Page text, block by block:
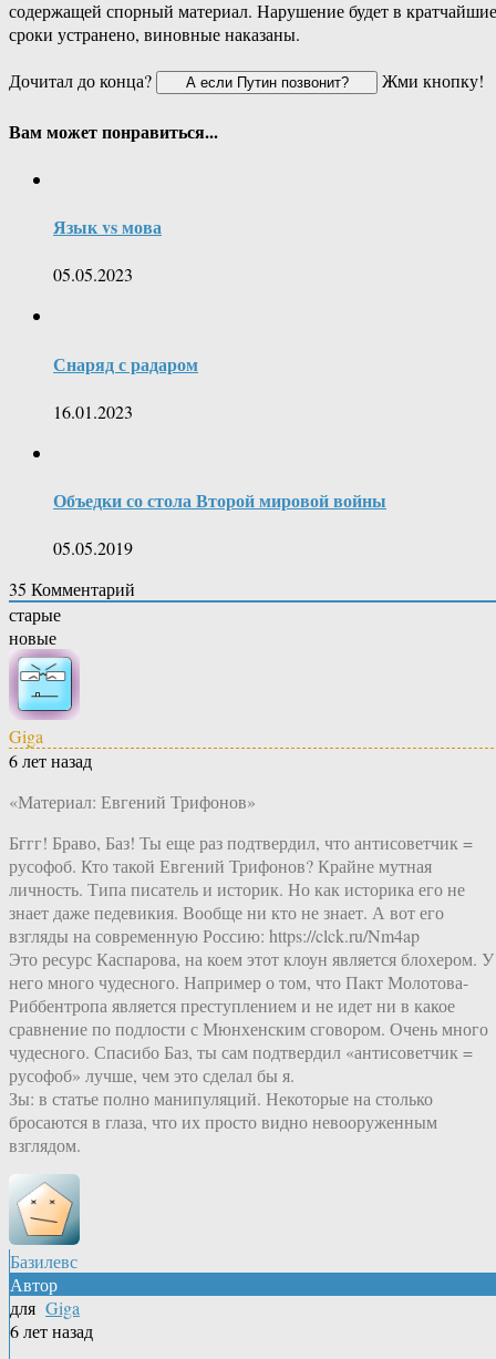
содержащей спорный материал. Нарушение будет в кратчайшие
сроки устранено, виновные наказаны.
Дочитал до конца?
Жми кнопку!
Вам может понравиться...
Язык vs мова
05.05.2023
Снаряд с радаром
16.01.2023
Объедки со стола Второй мировой войны
05.05.2019
35 Комментарий
старые
новые
Giga
6 лет назад
«Материал: Евгений Трифонов»
Бггг! Браво, Баз! Ты еще раз подтвердил, что антисоветчик =
русофоб. Кто такой Евгений Трифонов? Крайне мутная
личность. Типа писатель и историк. Но как историка его не
знает даже педевикия. Вообще ни кто не знает. А вот его
взгляды на современную Россию: https://clck.ru/Nm4ap
Это ресурс Каспарова, на коем этот клоун является блохером. У
него много чудесного. Например о том, что Пакт Молотова-
Риббентропа является преступлением и не идет ни в какое
сравнение по подлости с Мюнхенским сговором. Очень много
чудесного. Спасибо Баз, ты сам подтвердил «антисоветчик =
русофоб» лучше, чем это сделал бы я.
Зы: в статье полно манипуляций. Некоторые на столько
бросаются в глаза, что их просто видно невооруженным
взглядом.
Базилевс
Автор
для Giga
6 лет назад